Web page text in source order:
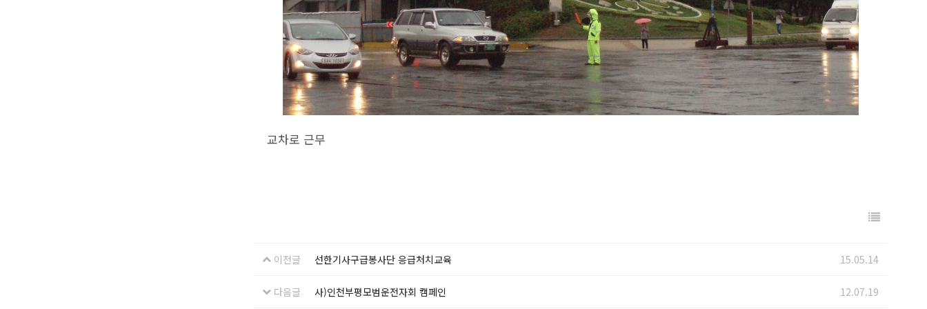
교차로 근무
이전글 선한기사구급봉사단 응급처치교육 15.05.14
다음글 사)인천부평모범운전자회 캠페인 12.07.19